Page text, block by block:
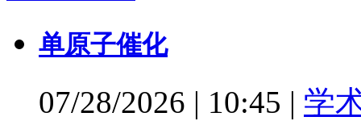
单原子催化
07/28/2026 | 10:45 | 学